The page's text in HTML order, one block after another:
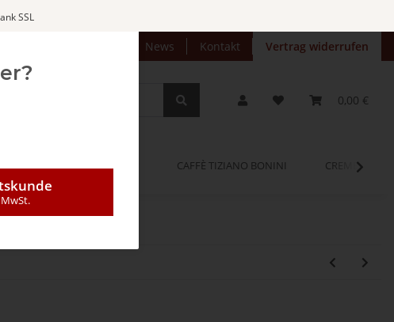
SSL
News Kontakt Vertrag widerrufen
0,00 €
OPINUM CAFFÈ TIZIANO BONINI CREMEO